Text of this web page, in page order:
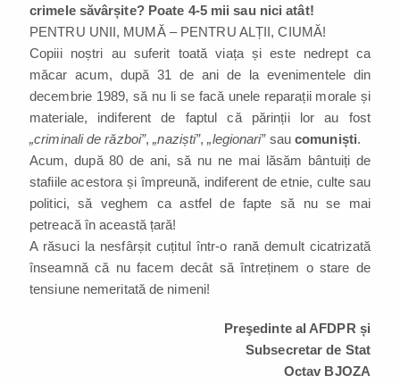
crimele săvârșite? Poate 4-5 mii sau nici atât!
PENTRU UNII, MUMĂ – PENTRU ALȚII, CIUMĂ!
Copiii noștri au suferit toată viața și este nedrept ca
măcar acum, după 31 de ani de la evenimentele din
decembrie 1989, să nu li se facă unele reparații morale și
materiale, indiferent de faptul că părinții lor au fost
„criminali de război”,„naziști”,„legionari”saucomuniști.
Acum, după 80 de ani, să nu ne mai lăsăm bântuiți de
stafiile acestora și împreună, indiferent de etnie, culte sau
politici, să veghem ca astfel de fapte să nu se mai
petreacă în această țară!
A răsuci la nesfârșit cuțitul într-o rană demult cicatrizată
înseamnă că nu facem decât să întreținem o stare de
tensiune nemeritată de nimeni!
Preşedinte al AFDPR și
Subsecretar de Stat
Octav BJOZA